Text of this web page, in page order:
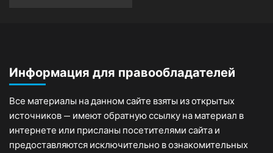
Информация для правообладателей
Все материалы на данном сайте взяты из открытых
источников — имеют обратную ссылку на материал в
интернете или присланы посетителями сайта и
предоставляются исключительно в ознакомительных